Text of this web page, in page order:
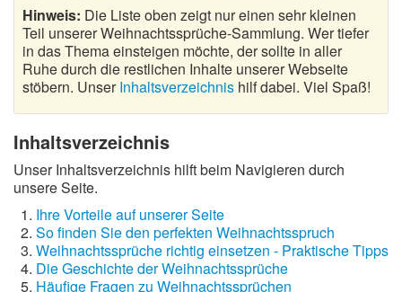
Hinweis: Die Liste oben zeigt nur einen sehr kleinen
Teil unserer Weihnachtssprüche-Sammlung. Wer tiefer
in das Thema einsteigen möchte, der sollte in aller
Ruhe durch die restlichen Inhalte unserer Webseite
stöbern. UnserInhaltsverzeichnis hilf dabei. Viel Spaß!
Inhaltsverzeichnis
Unser Inhaltsverzeichnis hilft beim Navigieren durch
unsere Seite.
Ihre Vorteile auf unserer Seite
So finden Sie den perfekten Weihnachtsspruch
Weihnachtssprüche richtig einsetzen - Praktische Tipps
Die Geschichte der Weihnachtssprüche
Häufige Fragen zu Weihnachtssprüchen